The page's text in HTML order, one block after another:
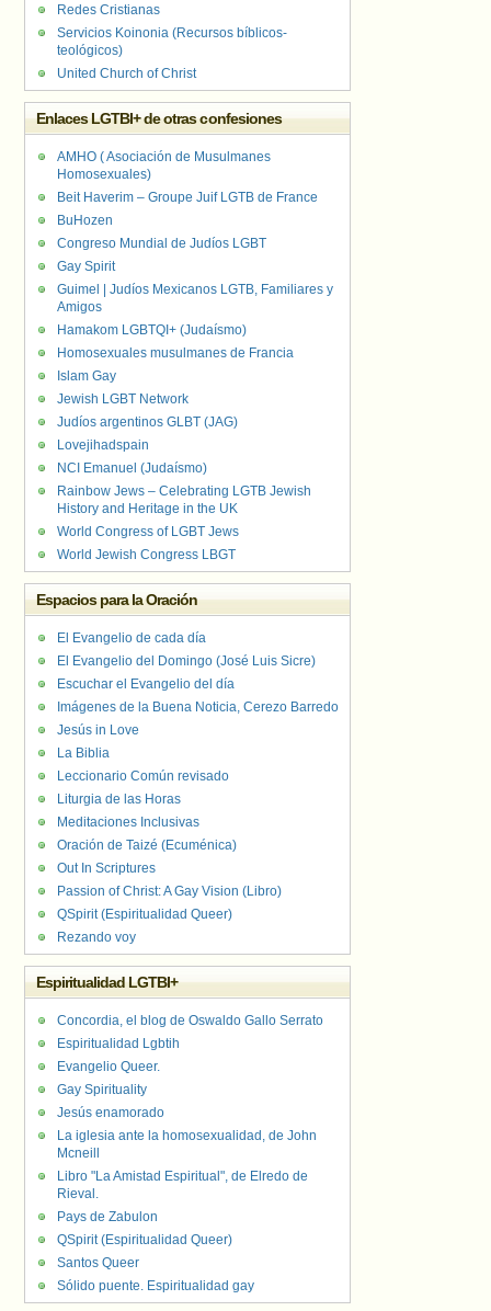
Redes Cristianas
Servicios Koinonia (Recursos bíblicos-
teológicos)
United Church of Christ
Enlaces LGTBI+ de otras confesiones
AMHO ( Asociación de Musulmanes
Homosexuales)
Beit Haverim – Groupe Juif LGTB de France
BuHozen
Congreso Mundial de Judíos LGBT
Gay Spirit
Guimel | Judíos Mexicanos LGTB, Familiares y
Amigos
Hamakom LGBTQI+ (Judaísmo)
Homosexuales musulmanes de Francia
Islam Gay
Jewish LGBT Network
Judíos argentinos GLBT (JAG)
Lovejihadspain
NCI Emanuel (Judaísmo)
Rainbow Jews – Celebrating LGTB Jewish
History and Heritage in the UK
World Congress of LGBT Jews
World Jewish Congress LBGT
Espacios para la Oración
El Evangelio de cada día
El Evangelio del Domingo (José Luis Sicre)
Escuchar el Evangelio del día
Imágenes de la Buena Noticia, Cerezo Barredo
Jesús in Love
La Biblia
Leccionario Común revisado
Liturgia de las Horas
Meditaciones Inclusivas
Oración de Taizé (Ecuménica)
Out In Scriptures
Passion of Christ: A Gay Vision (Libro)
QSpirit (Espiritualidad Queer)
Rezando voy
Espiritualidad LGTBI+
Concordia, el blog de Oswaldo Gallo Serrato
Espiritualidad Lgbtih
Evangelio Queer.
Gay Spirituality
Jesús enamorado
La iglesia ante la homosexualidad, de John
Mcneill
Libro "La Amistad Espiritual", de Elredo de
Rieval.
Pays de Zabulon
QSpirit (Espiritualidad Queer)
Santos Queer
Sólido puente. Espiritualidad gay